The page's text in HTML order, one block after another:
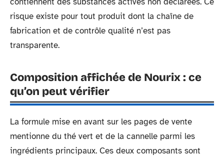
risque existe pour tout produit dont la chaîne de
fabrication et de contrôle qualité n’est pas
transparente.
Composition affichée de Nourix : ce
qu’on peut vérifier
La formule mise en avant sur les pages de vente
mentionne du thé vert et de la cannelle parmi les
ingrédients principaux. Ces deux composants sont